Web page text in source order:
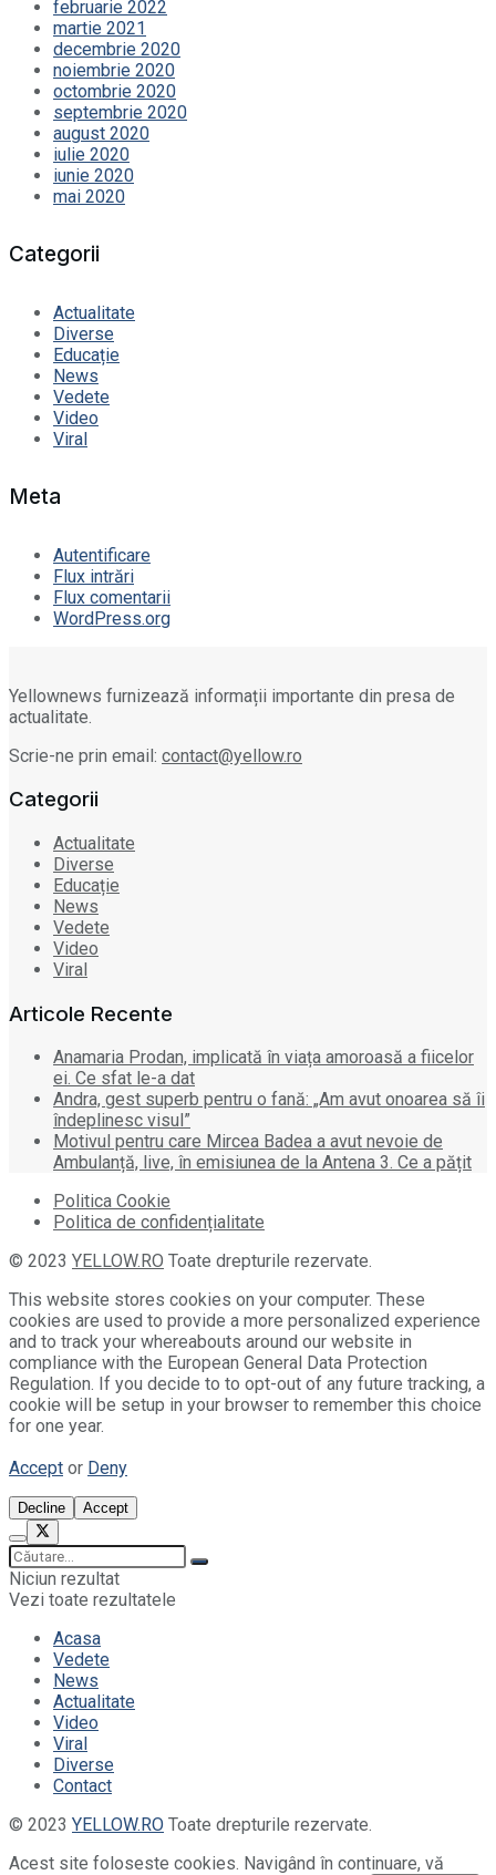
februarie 2022
martie 2021
decembrie 2020
noiembrie 2020
octombrie 2020
septembrie 2020
august 2020
iulie 2020
iunie 2020
mai 2020
Categorii
Actualitate
Diverse
Educație
News
Vedete
Video
Viral
Meta
Autentificare
Flux intrări
Flux comentarii
WordPress.org
Yellownews furnizează informații importante din presa de
actualitate.
Scrie-ne prin email: contact@yellow.ro
Categorii
Actualitate
Diverse
Educație
News
Vedete
Video
Viral
Articole Recente
Anamaria Prodan, implicată în viața amoroasă a fiicelor
ei. Ce sfat le-a dat
Andra, gest superb pentru o fană: „Am avut onoarea să îi
îndeplinesc visul”
Motivul pentru care Mircea Badea a avut nevoie de
Ambulanță, live, în emisiunea de la Antena 3. Ce a pățit
Politica Cookie
Politica de confidențialitate
© 2023 YELLOW.RO Toate drepturile rezervate.
This website stores cookies on your computer. These
cookies are used to provide a more personalized experience
and to track your whereabouts around our website in
compliance with the European General Data Protection
Regulation. If you decide to to opt-out of any future tracking, a
cookie will be setup in your browser to remember this choice
for one year.
Accept or Deny
Decline Accept
Niciun rezultat
Vezi toate rezultatele
Acasa
Vedete
News
Actualitate
Video
Viral
Diverse
Contact
© 2023 YELLOW.RO Toate drepturile rezervate.
Acest site foloseste cookies. Navigând în continuare, vă